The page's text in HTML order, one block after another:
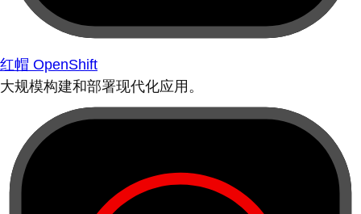
红帽 OpenShift
大规模构建和部署现代化应用。